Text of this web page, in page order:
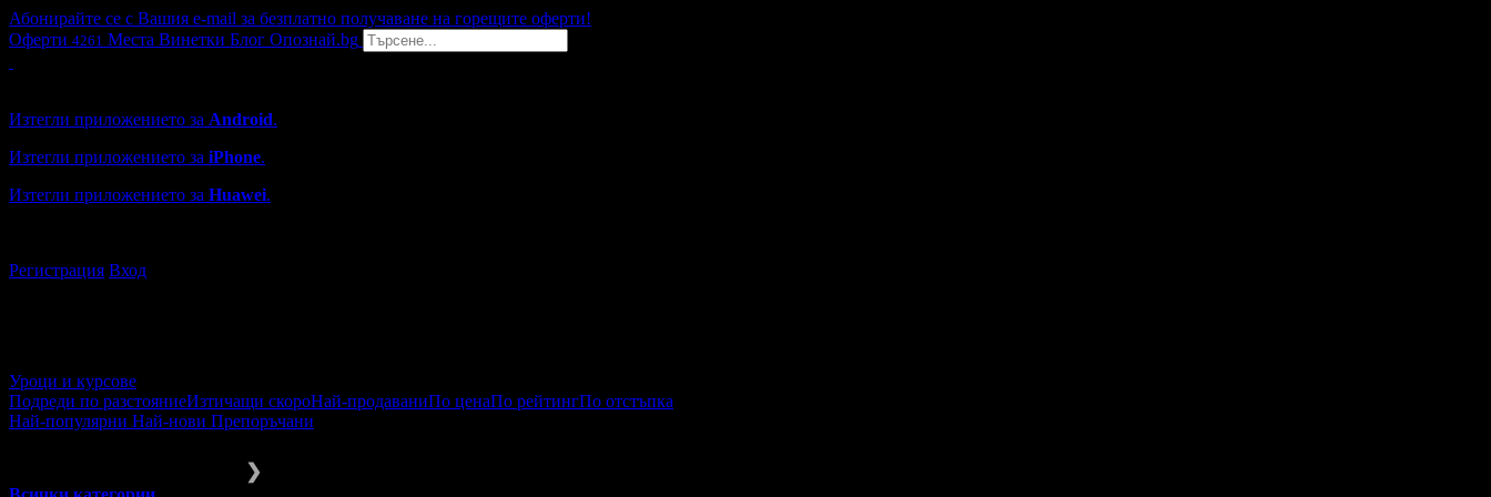
Абонирайте се с Вашия e-mail за безплатно получаване на горещите оферти!
Оферти 4261 Места Винетки Блог Опознай.bg
Изтегли приложението за Android.
Изтегли приложението за iPhone.
Изтегли приложението за Huawei.
Регистрация Вход
Уроци и курсове
Подреди по разстояниеИзтичащи скороНай-продаваниПо ценаПо рейтингПо отстъпка
Най-популярни Най-нови Препоръчани
❯